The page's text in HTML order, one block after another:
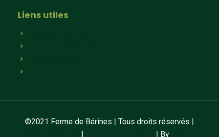
Liens utiles
©2021 Ferme de Bérines | Tous droits réservés |
| | By